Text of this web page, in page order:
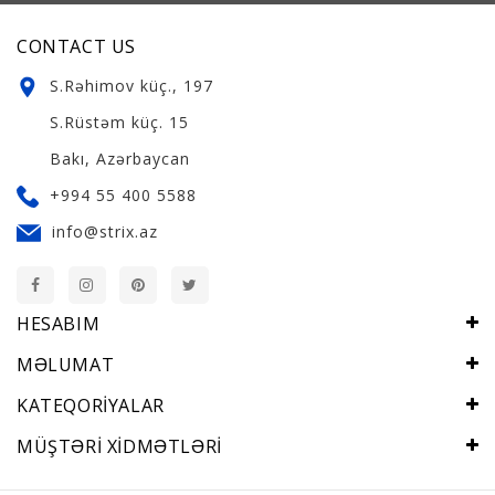
CONTACT US
S.Rəhimov küç., 197
S.Rüstəm küç. 15
Bakı, Azərbaycan
+994 55 400 5588
info@strix.az
HESABIM
MƏLUMAT
KATEQORIYALAR
MÜŞTƏRI XIDMƏTLƏRI